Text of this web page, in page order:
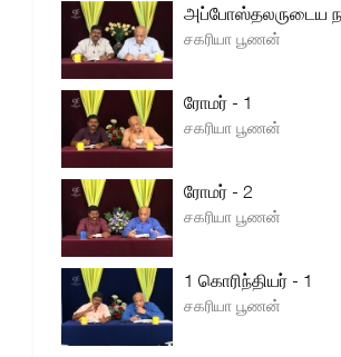
அப்போஸ்தலருடைய
சகரியா பூணன்
ரோமர் - 1
சகரியா பூணன்
ரோமர் - 2
சகரியா பூணன்
1 கொரிந்தியர் - 1
சகரியா பூணன்